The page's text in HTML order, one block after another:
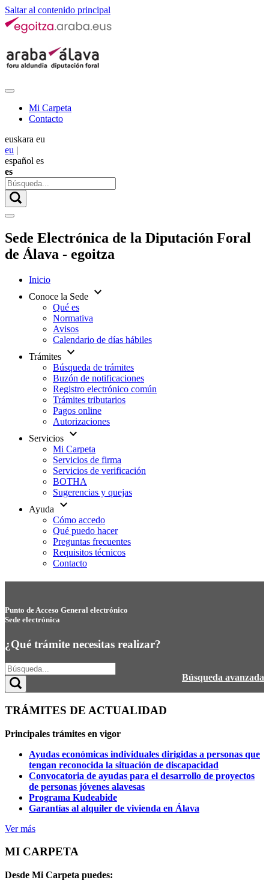
Saltar al contenido principal
Mi Carpeta
Contacto
euskara eu
eu |
español es
es
Sede Electrónica de la Diputación Foral
de Álava - egoitza
Inicio
Conoce la Sede expand_more
Qué es
Normativa
Avisos
Calendario de días hábiles
Trámites expand_more
Búsqueda de trámites
Buzón de notificaciones
Registro electrónico común
Trámites tributarios
Pagos online
Autorizaciones
Servicios expand_more
Mi Carpeta
Servicios de firma
Servicios de verificación
BOTHA
Sugerencias y quejas
Ayuda
expand_more
Cómo accedo
Qué puedo hacer
Preguntas frecuentes
Requisitos técnicos
Contacto
Punto de Acceso General electrónico
Sede electrónica
¿Qué trámite necesitas realizar?
Búsqueda avanzada
TRÁMITES DE ACTUALIDAD
Principales trámites en vigor
Ayudas económicas individuales dirigidas a personas que
tengan reconocida la situación de discapacidad
Convocatoria de ayudas para el desarrollo de proyectos
de personas jóvenes alavesas
Programa Kudeabide
Garantías al alquiler de vivienda en Álava
Ver más
MI CARPETA
Desde Mi Carpeta puedes: